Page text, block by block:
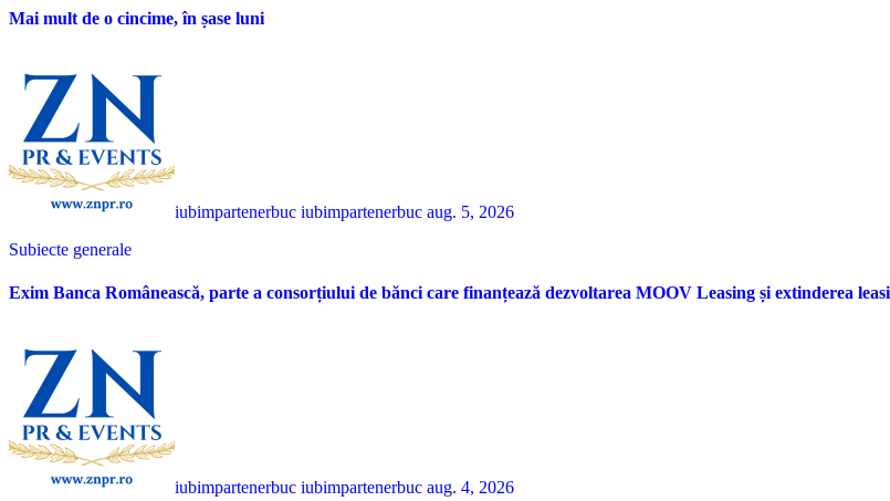
Mai mult de o cincime, în șase luni
iubimpartenerbuc iubimpartenerbuc aug. 5, 2026
Subiecte generale
Exim Banca Românească, parte a consorțiului de bănci care finanțează dezvoltarea MOOV Leasing și extinderea
iubimpartenerbuc iubimpartenerbuc aug. 4, 2026